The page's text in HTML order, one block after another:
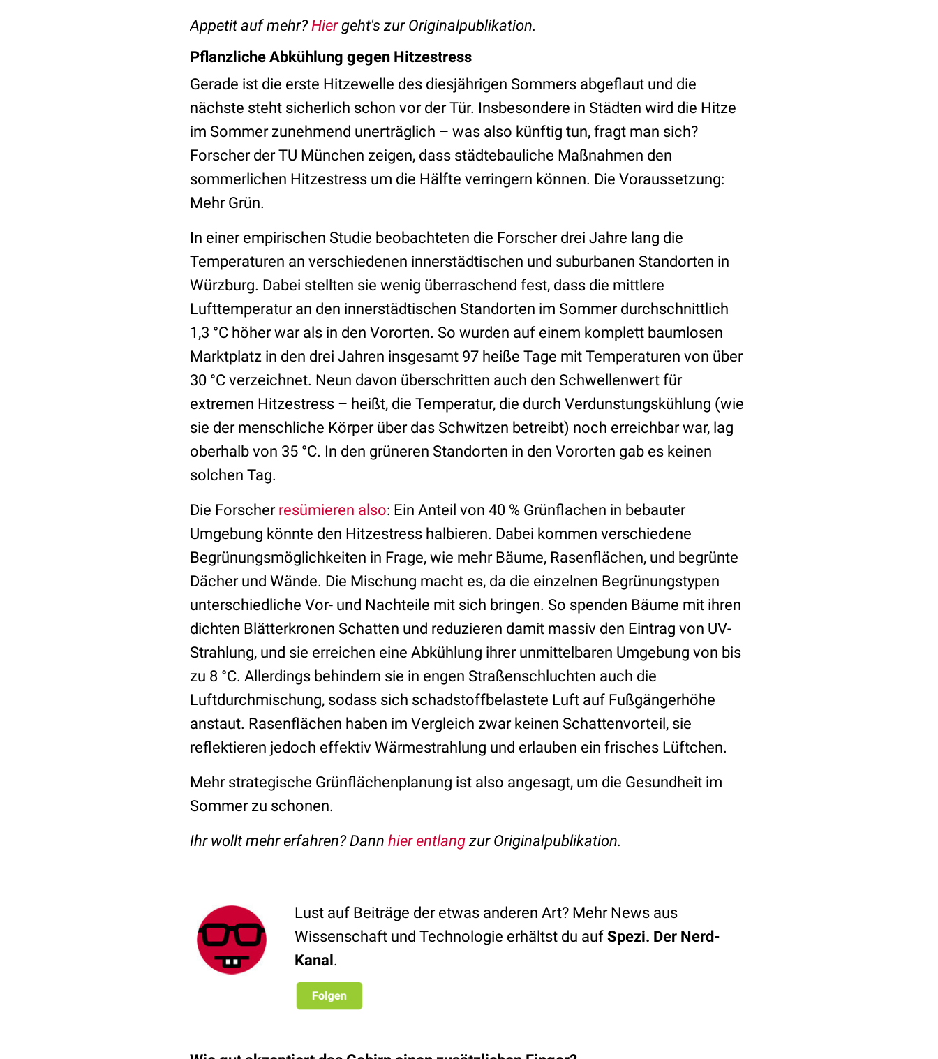
Appetit auf mehr?Hiergeht's zur Originalpublikation.
Pflanzliche Abkühlung gegen Hitzestress
Gerade ist die erste Hitzewelle des diesjährigen Sommers abgeflaut und die
nächste steht sicherlich schon vor der Tür. Insbesondere in Städten wird die Hitze
im Sommer zunehmend unerträglich – was also künftig tun, fragt man sich?
Forscher der TU München zeigen, dass städtebauliche Maßnahmen den
sommerlichen Hitzestress um die Hälfte verringern können. Die Voraussetzung:
Mehr Grün.
In einer empirischen Studie beobachteten die Forscher drei Jahre lang die
Temperaturen an verschiedenen innerstädtischen und suburbanen Standorten in
Würzburg. Dabei stellten sie wenig überraschend fest, dass die mittlere
Lufttemperatur an den innerstädtischen Standorten im Sommer durchschnittlich
1,3 °C höher war als in den Vororten. So wurden auf einem komplett baumlosen
Marktplatz in den drei Jahren insgesamt 97 heiße Tage mit Temperaturen von über
30 °C verzeichnet. Neun davon überschritten auch den Schwellenwert für
extremen Hitzestress – heißt, die Temperatur, die durch Verdunstungskühlung (wie
sie der menschliche Körper über das Schwitzen betreibt) noch erreichbar war, lag
oberhalb von 35 °C. In den grüneren Standorten in den Vororten gab es keinen
solchen Tag.
Die Forscher resümieren also: Ein Anteil von 40 % Grünflachen in bebauter
Umgebung könnte den Hitzestress halbieren. Dabei kommen verschiedene
Begrünungsmöglichkeiten in Frage, wie mehr Bäume, Rasenflächen, und begrünte
Dächer und Wände. Die Mischung macht es, da die einzelnen Begrünungstypen
unterschiedliche Vor- und Nachteile mit sich bringen. So spenden Bäume mit ihren
dichten Blätterkronen Schatten und reduzieren damit massiv den Eintrag von UV-
Strahlung, und sie erreichen eine Abkühlung ihrer unmittelbaren Umgebung von bis
zu 8 °C. Allerdings behindern sie in engen Straßenschluchten auch die
Luftdurchmischung, sodass sich schadstoffbelastete Luft auf Fußgängerhöhe
anstaut. Rasenflächen haben im Vergleich zwar keinen Schattenvorteil, sie
reflektieren jedoch effektiv Wärmestrahlung und erlauben ein frisches Lüftchen.
Mehr strategische Grünflächenplanung ist also angesagt, um die Gesundheit im
Sommer zu schonen.
Ihr wollt mehr erfahren? Dann hier entlangzur Originalpublikation.
Lust auf Beiträge der etwas anderen Art? Mehr News aus
Wissenschaft und Technologie erhältst du auf Spezi. Der Nerd-
Kanal.